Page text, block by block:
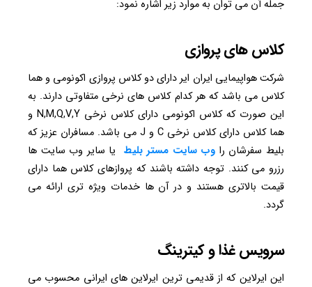
جمله آن می توان به موارد زیر اشاره نمود:
کلاس های پروازی
شرکت هواپیمایی ایران ایر دارای دو کلاس پروازی اکونومی و هما
کلاس می باشد که هر کدام کلاس های نرخی متفاوتی دارند. به
این صورت که کلاس اکونومی دارای کلاس نرخی N,M,Q,V,Y و
هما کلاس دارای کلاس نرخی C و J می باشد. مسافران عزیز که
بلیط سفرشان را وب سایت مستر بلیط یا سایر وب سایت ها
رزرو می کنند. توجه داشته باشند که پروازهای کلاس هما دارای
قیمت بالاتری هستند و در آن ها خدمات ویژه تری ارائه می
گردد.
سرویس غذا و کیترینگ
این ایرلاین که از قدیمی ترین ایرلاین های ایرانی محسوب می